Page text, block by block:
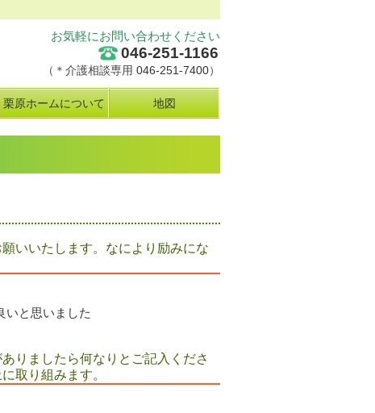
お気軽にお問い合わせください
046-251-1166
（＊介護相談専用 046-251-7400）
栗原ホームについて 地図
いいたします。なにより励みにな
いと思いました
りましたら何なりとご記入くださ
取り組みます。